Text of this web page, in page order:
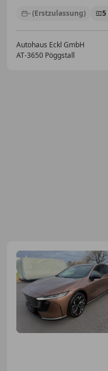
- (Erstzulassung) 5
Autohaus Eckl GmbH
AT-3650 Pöggstall